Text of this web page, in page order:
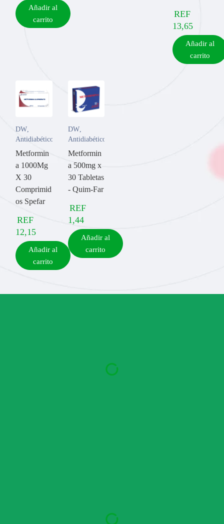
Añadir al
carrito
REF
13,65
Añadir al
carrito
DW,
Antidiabético
Metformin
a 1000Mg
X 30
Comprimid
os Spefar
REF
12,15
Añadir al
carrito
DW,
Antidiabético
Metformin
a 500mg x
30 Tabletas
- Quim-Far
REF
1,44
Añadir al
carrito